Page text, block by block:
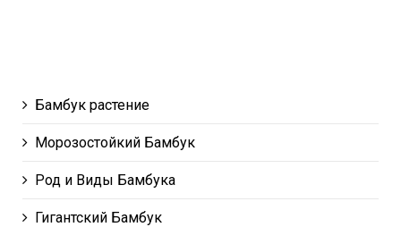
Бамбук растение
Морозостойкий Бамбук
Род и Виды Бамбука
Гигантский Бамбук